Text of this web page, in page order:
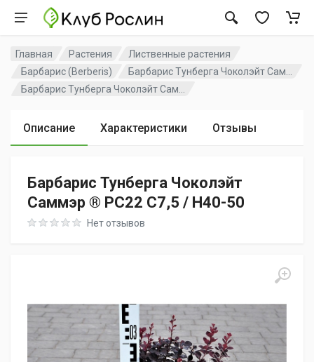
Главная Растения
Лиственные растения
Барбарис (Berberis)
Барбарис Тунберга Чоколэйт Сам...
Барбарис Тунберга Чоколэйт Сам...
Описание Характеристики Отзывы
Барбарис Тунберга Чоколэйт
Саммэр ® PC22 C7,5 / H40-50
Rating: 0 out of 5Нет отзывов